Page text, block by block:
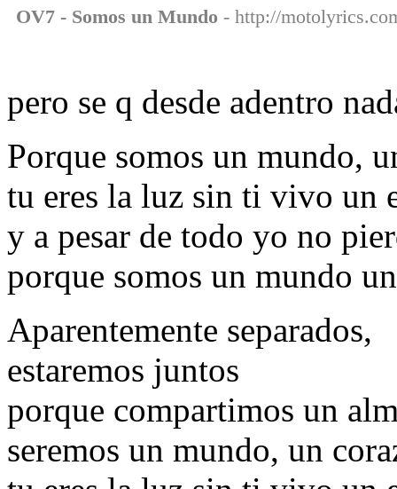
OV7 - Somos un Mundo - http://
pero se q desde adentro
Porque somos un mundo,
tu eres la luz sin ti vivo un
y a pesar de todo yo no
porque somos un mundo
Aparentemente separados,
estaremos juntos
porque compartimos un
seremos un mundo, un